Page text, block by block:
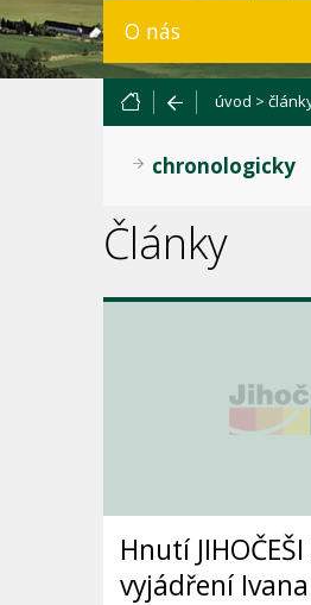
O nás
úvod >
chronologicky
Články
Hnutí
vyjádření